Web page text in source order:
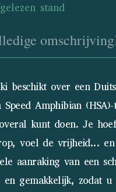
stand
omschrijving
beschikt over een
Amphibian
kunt doen. Je
voel de vrijheid...
aanraking van een
en gemakkelijk, zodat